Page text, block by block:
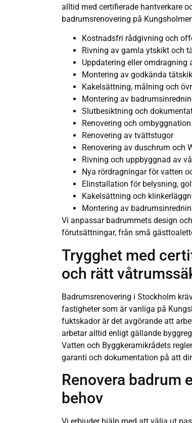
alltid med certifierade hantverkare
badrumsrenovering på
Kostnadsfri rådgivning och
Rivning av gamla ytskikt och
Uppdatering eller omdragning
Montering av godkända
Kakelsättning, målning och
Montering av
Slutbesiktning och
Renovering och
Renovering av tvättstugor
Renovering av duschrum och
Rivning och uppbyggnad av
Nya rördragningar för vatten
Elinstallation för belysning,
Kakelsättning och
Montering av
Vi anpassar badrummets design
förutsättningar, från små
Trygghet med
och rätt
Badrumsrenovering i Stockholm
fastigheter som är vanliga på
fuktskador är det avgörande att
arbetar alltid enligt gällande
Vatten och Byggkeramikrådets
garanti och dokumentation på att
Renovera badrum
behov